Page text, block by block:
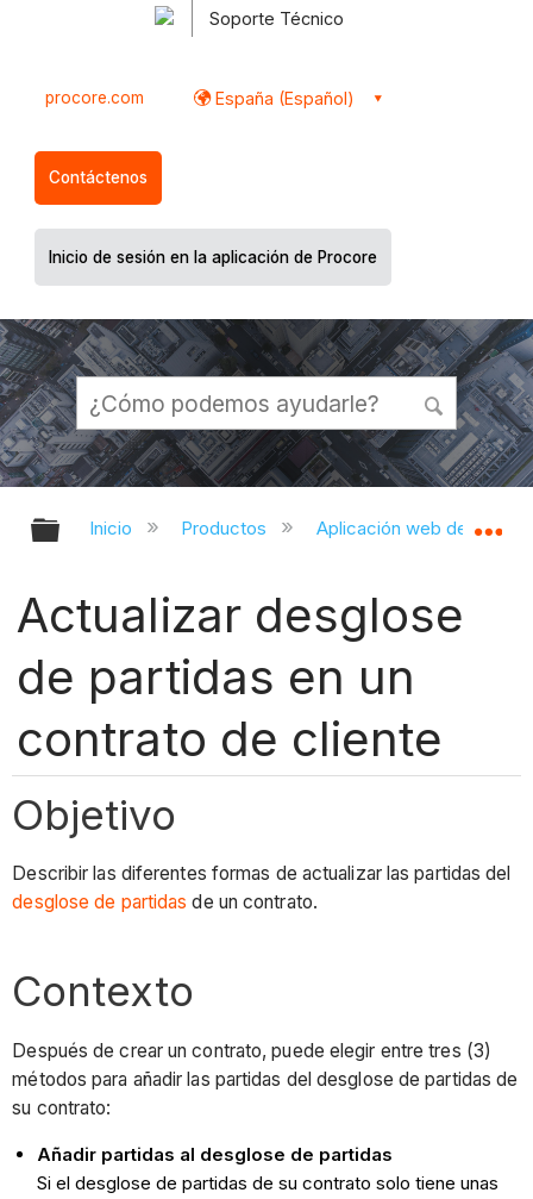
Soporte Técnico
procore.com España (Español)
Contáctenos
Inicio de sesión en la aplicación de Procore
Expandir/contraer jerarquía global
Inicio Productos Aplicación web de
Actualizar desglose
de partidas en un
contrato de cliente
Objetivo
Describir las diferentes formas de actualizar las partidas del
desglose de partidas de un contrato.
Contexto
Después de crear un contrato, puede elegir entre tres (3)
métodos para añadir las partidas del desglose de partidas de
su contrato:
Añadir partidas al desglose de partidas
Si el desglose de partidas de su contrato solo tiene unas